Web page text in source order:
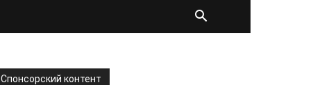
Спонсорский контент